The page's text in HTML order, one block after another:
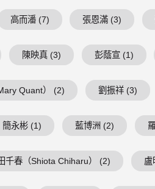
高而潘 (7) 張恩滿 (3)
陳映真 (3) 彭蔭宣 (1)
Quant） (2) 劉振祥 (3)
簡永彬 (1) 藍博洲 (2)
千春（Shiota Chiharu） (2) 盧